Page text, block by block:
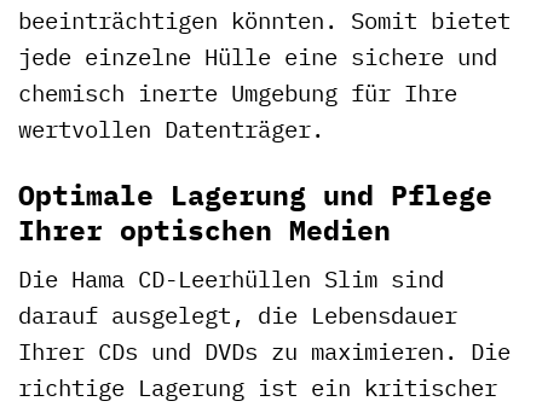
beeinträchtigen könnten. Somit bietet
jede einzelne Hülle eine sichere und
chemisch inerte Umgebung für Ihre
wertvollen Datenträger.
Optimale Lagerung und Pflege
Ihrer optischen Medien
Die Hama CD-Leerhüllen Slim sind
darauf ausgelegt, die Lebensdauer
Ihrer CDs und DVDs zu maximieren. Die
richtige Lagerung ist ein kritischer